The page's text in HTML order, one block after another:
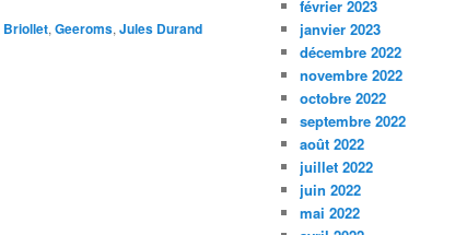
Briollet, Geeroms, Jules Durand
février 2023
janvier 2023
décembre 2022
novembre 2022
octobre 2022
septembre 2022
août 2022
juillet 2022
juin 2022
mai 2022